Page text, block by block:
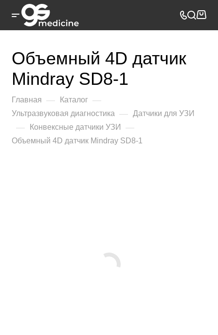
Объемный 4D датчик
Mindray SD8-1
Главная — Каталог —
Ультразвуковая диагностика — Датчики для УЗИ
— Конвексные датчики УЗИ —
Объемный 4D датчик Mindray SD8-1